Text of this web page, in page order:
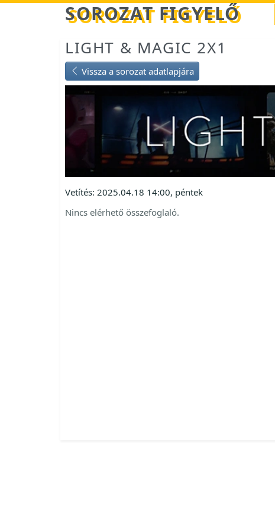
Betöltés... SOROZAT FIGYELŐ
LIGHT & MAGIC 2X1
Vissza a sorozat adatlapjára
Vetítés: 2025.04.18 14:00, péntek
Nincs elérhető összefoglaló.